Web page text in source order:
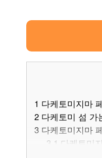
1 다케토미지마
2 다케토미 섬 가
3 다케토미지마
3.1 다케토미